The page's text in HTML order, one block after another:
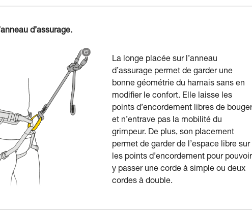
d’assurage.
La longe placée sur l’anneau
d’assurage permet de garder une
bonne géométrie du harnais sans en
modifier le confort. Elle laisse les
points d’encordement libres de bouger
et n’entrave pas la mobilité du
grimpeur. De plus, son placement
permet de garder de l’espace libre sur
les points d’encordement pour pouvoir
y passer une corde à simple ou deux
cordes à double.